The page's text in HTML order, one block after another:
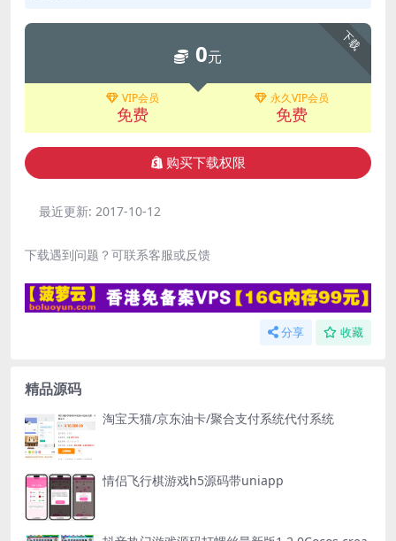
下载
0元
VIP会员
免费
永久VIP会员
免费
购买下载权限
最近更新: 2017-10-12
下载遇到问题？可联系客服或反馈
分享 收藏
精品源码
淘宝天猫/京东油卡/聚合支付系统代付系统
情侣飞行棋游戏h5源码带uniapp